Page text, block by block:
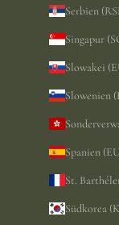
Serbien
Singapur
Slowakei
Slowenien
Spanien
St.
Südkorea